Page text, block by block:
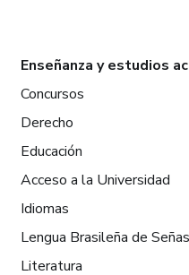
Enseñanza y estudios
Concursos
Derecho
Educación
Acceso a la Universidad
Idiomas
Lengua Brasileña de Señas
Literatura